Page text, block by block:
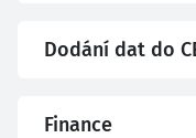
Dodání dat do
Finance